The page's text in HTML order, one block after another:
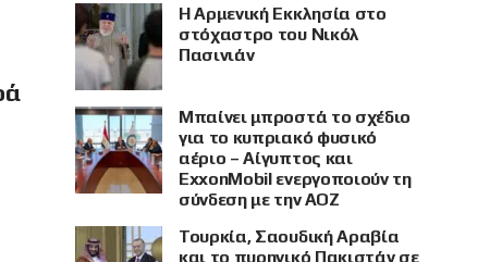
Η Αρμενική Εκκλησία στο
στόχαστρο του Νικόλ
Πασινιάν
Μπαίνει μπροστά το σχέδιο
για το κυπριακό φυσικό
αέριο – Αίγυπτος και
ExxonMobil ενεργοποιούν τη
σύνδεση με την ΑΟΖ
Τουρκία, Σαουδική Αραβία
και το πυρηνικό Πακιστάν σε